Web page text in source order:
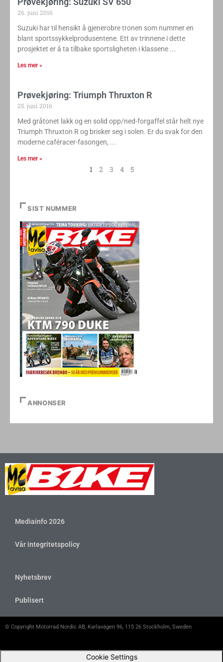
26. juni 2016
Suzuki har til hensikt å gjenerobre tronen som nummer en
blant sportssykkelprodusentene. Ett av trinnene i dette
prosjektet er å ta tilbake sportsligheten i klassene
Les mer »
Prøvekjøring: Triumph Thruxton R
25. juni 2016
Med gråtonet lakk og en solid opp/ned-forgaffel står helt nye
Triumph Thruxton R og brisker seg i solen. Er du svak for den
moderne caféracer-fasongen,
Les mer »
1 2 3 4 5
SIST NUMMER
ANNONSER
Mediainfo 2026
Vår integritetspolicy
Nyhetsbrev
Publisert
© Copyright Motorrad Nordic AB, Karlavägen 96, 115 26 Stockholm, Sweden
Cookie Settings